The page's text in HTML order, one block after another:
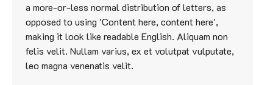
a more-or-less normal distribution of letters, as
opposed to using 'Content here, content here',
making it look like readable English. Aliquam non
felis velit. Nullam varius, ex et volutpat vulputate,
leo magna venenatis velit.